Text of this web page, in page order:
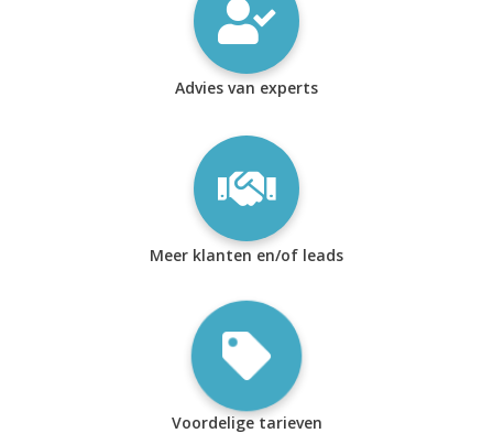
Advies van experts
Meer klanten en/of leads
Voordelige tarieven